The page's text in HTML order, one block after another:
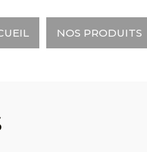
NOS PRODUITS